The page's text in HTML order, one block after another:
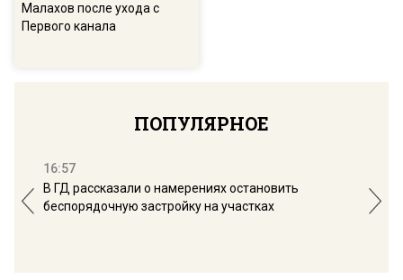
Малахов после ухода с
Первого канала
ПОПУЛЯРНОЕ
16:57
В ГД рассказали о намерениях остановить
беспорядочную застройку на участках